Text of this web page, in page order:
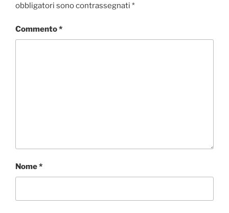
obbligatori sono contrassegnati *
Commento*
Nome*